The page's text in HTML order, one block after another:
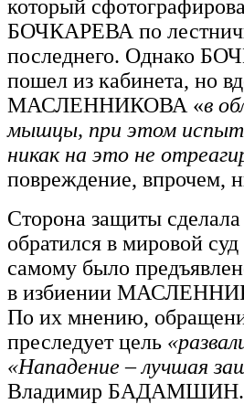
который
БОЧКАРЕВА по
последнего. Однако
пошел из кабинета, но
МАСЛЕННИКОВА «в
мышцы, при этом
никак на это не
повреждение, впрочем,
Сторона защиты
обратился в мировой
самому было
в избиении
По их мнению,
преследует цель
«Нападение – лучшая
Владимир БАДАМШИН.